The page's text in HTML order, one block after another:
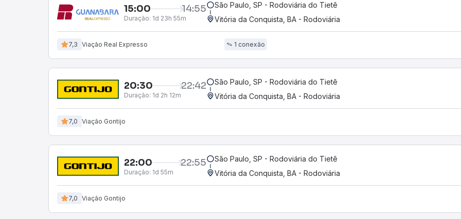
15:00 14:55
Duração: 1d 23h 55m
São Paulo, SP - Rodoviária do Tietê
Vitória da Conquista, BA - Rodoviária
7,3 Viação Real Expresso 1 conexão
20:30 22:42
Duração: 1d 2h 12m
São Paulo, SP - Rodoviária do Tietê
Vitória da Conquista, BA - Rodoviária
7,0 Viação Gontijo
22:00 22:55
Duração: 1d 55m
São Paulo, SP - Rodoviária do Tietê
Vitória da Conquista, BA - Rodoviária
7,0 Viação Gontijo